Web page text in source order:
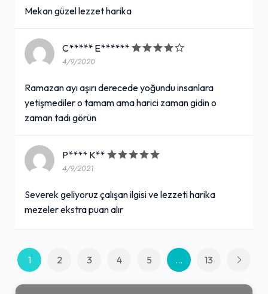
Mekan güzel lezzet harika
C***** E******
4/9/2020
Ramazan ayı aşırı derecede yoğundu insanlara
yetişmediler o tamam ama harici zaman gidin o
zaman tadı görün
P**** K**
4/9/2021
Severek geliyoruz çalışan ilgisi ve lezzeti harika
mezeler ekstra puan alır
1 2 3 4 5 ... 13